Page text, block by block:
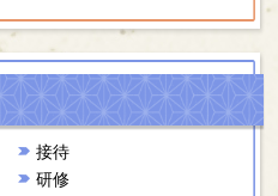
接待
研修